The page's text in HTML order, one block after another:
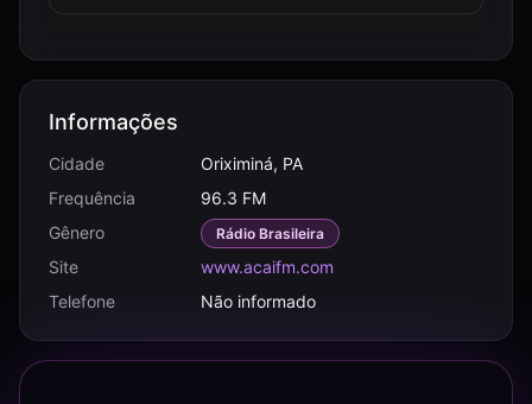
Informações
Cidade
Oriximiná, PA
Frequência
96.3 FM
Gênero
Rádio Brasileira
Site
www.acaifm.com
Telefone
Não informado